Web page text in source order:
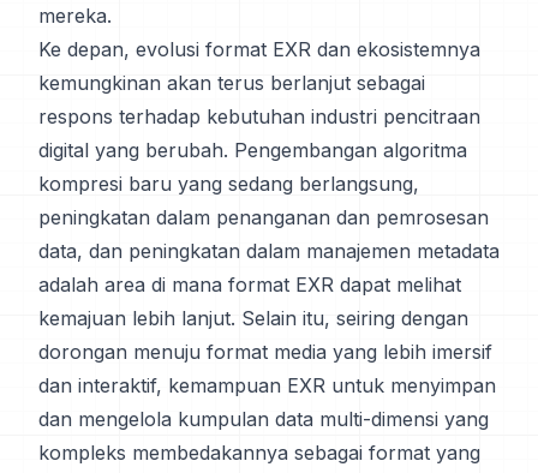
mereka.
Ke depan, evolusi format EXR dan ekosistemnya
kemungkinan akan terus berlanjut sebagai
respons terhadap kebutuhan industri pencitraan
digital yang berubah. Pengembangan algoritma
kompresi baru yang sedang berlangsung,
peningkatan dalam penanganan dan pemrosesan
data, dan peningkatan dalam manajemen metadata
adalah area di mana format EXR dapat melihat
kemajuan lebih lanjut. Selain itu, seiring dengan
dorongan menuju format media yang lebih imersif
dan interaktif, kemampuan EXR untuk menyimpan
dan mengelola kumpulan data multi-dimensi yang
kompleks membedakannya sebagai format yang